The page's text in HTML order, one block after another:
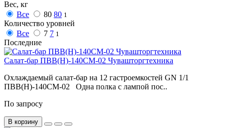
Вес, кг
Все
80 80 1
Количество уровней
Все
7 7 1
Последние
Салат-бар ПВВ(Н)-140СМ-02 Чувашторгтехника
Охлаждаемый салат-бар на 12 гастроемкостей GN 1/1
ПВВ(Н)-140СМ-02 Одна полка с лампой пос..
По запросу
В корзину